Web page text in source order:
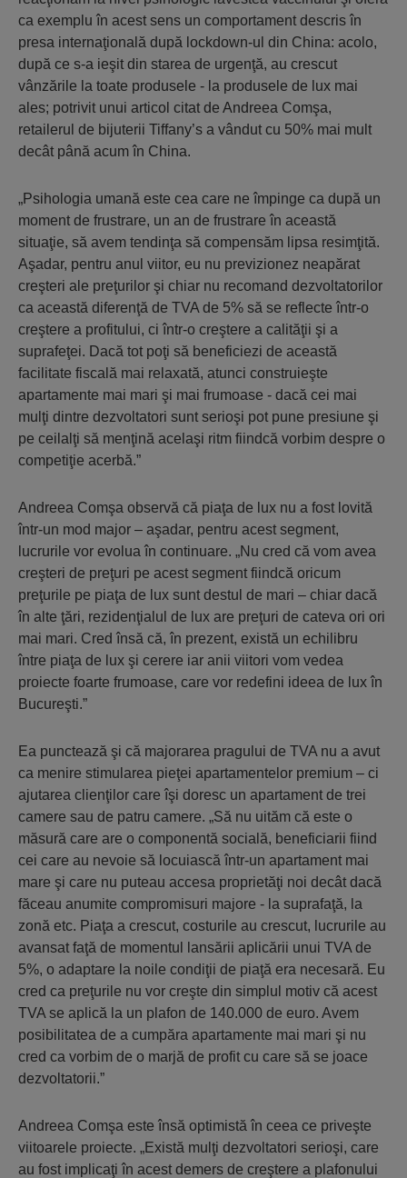
ca exemplu în acest sens un comportament descris în
presa internaţională după lockdown-ul din China: acolo,
după ce s-a ieşit din starea de urgenţă, au crescut
vânzările la toate produsele - la produsele de lux mai
ales; potrivit unui articol citat de Andreea Comşa,
retailerul de bijuterii Tiffany’s a vândut cu 50% mai mult
decât până acum în China.
„Psihologia umană este cea care ne împinge ca după un
moment de frustrare, un an de frustrare în această
situaţie, să avem tendinţa să compensăm lipsa resimţită.
Aşadar, pentru anul viitor, eu nu previzionez neapărat
creşteri ale preţurilor şi chiar nu recomand dezvoltatorilor
ca această diferenţă de TVA de 5% să se reflecte într-o
creştere a profitului, ci într-o creştere a calităţii şi a
suprafeţei. Dacă tot poţi să beneficiezi de această
facilitate fiscală mai relaxată, atunci construieşte
apartamente mai mari şi mai frumoase - dacă cei mai
mulţi dintre dezvoltatori sunt serioşi pot pune presiune şi
pe ceilalţi să menţină acelaşi ritm fiindcă vorbim despre o
competiţie acerbă.”
Andreea Comşa observă că piaţa de lux nu a fost lovită
într-un mod major – aşadar, pentru acest segment,
lucrurile vor evolua în continuare. „Nu cred că vom avea
creşteri de preţuri pe acest segment fiindcă oricum
preţurile pe piaţa de lux sunt destul de mari – chiar dacă
în alte ţări, rezidenţialul de lux are preţuri de cateva ori ori
mai mari. Cred însă că, în prezent, există un echilibru
între piaţa de lux şi cerere iar anii viitori vom vedea
proiecte foarte frumoase, care vor redefini ideea de lux în
Bucureşti.”
Ea punctează şi că majorarea pragului de TVA nu a avut
ca menire stimularea pieţei apartamentelor premium – ci
ajutarea clienţilor care îşi doresc un apartament de trei
camere sau de patru camere. „Să nu uităm că este o
măsură care are o componentă socială, beneficiarii fiind
cei care au nevoie să locuiască într-un apartament mai
mare şi care nu puteau accesa proprietăţi noi decât dacă
făceau anumite compromisuri majore - la suprafaţă, la
zonă etc. Piaţa a crescut, costurile au crescut, lucrurile au
avansat faţă de momentul lansării aplicării unui TVA de
5%, o adaptare la noile condiţii de piaţă era necesară. Eu
cred ca preţurile nu vor creşte din simplul motiv că acest
TVA se aplică la un plafon de 140.000 de euro. Avem
posibilitatea de a cumpăra apartamente mai mari şi nu
cred ca vorbim de o marjă de profit cu care să se joace
dezvoltatorii.”
Andreea Comşa este însă optimistă în ceea ce priveşte
viitoarele proiecte. „Există mulţi dezvoltatori serioşi, care
au fost implicaţi în acest demers de creştere a plafonului